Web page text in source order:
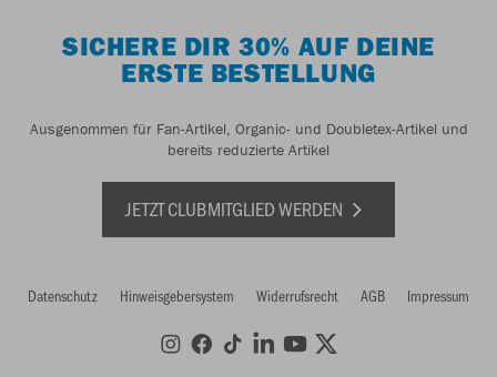
SICHERE DIR 30% AUF DEINE
ERSTE BESTELLUNG
Ausgenommen für Fan-Artikel, Organic- und Doubletex-Artikel und
bereits reduzierte Artikel
JETZT CLUBMITGLIED WERDEN
Datenschutz Hinweisgebersystem Widerrufsrecht AGB Impressum